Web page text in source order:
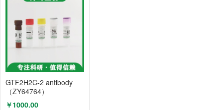
GTF2H2C-2 antibody
（ZY64764）
￥1000.00